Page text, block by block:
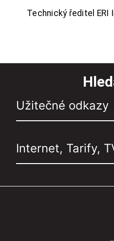
Technický ředitel ERI
Užitečné odkazy
Internet, Tarify,